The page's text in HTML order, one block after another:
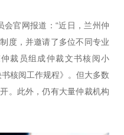
官网报道：“近日，兰州仲
度，并邀请了多位不同专业
裁员组成仲裁文书核阅小
核阅工作规程》。但大多数
。此外，仍有大量仲裁机构